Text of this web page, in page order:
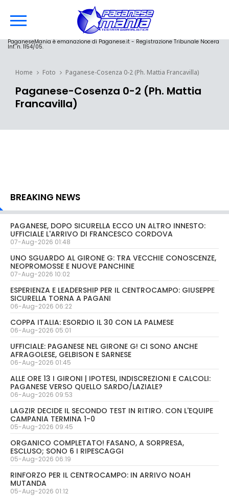
PaganeseMania è emanazione di Paganese.it - Registrazione Tribunale Nocera
Inf. n. 1154/05.
Home Foto Paganese-Cosenza 0-2 (Ph. Mattia Francavilla)
Paganese-Cosenza 0-2 (Ph. Mattia
Francavilla)
BREAKING NEWS
PAGANESE, DOPO SICURELLA ECCO UN ALTRO INNESTO:
UFFICIALE L'ARRIVO DI FRANCESCO CORDOVA
07-Aug-2026 01:48
UNO SGUARDO AL GIRONE G: TRA VECCHIE CONOSCENZE,
NEOPROMOSSE E NUOVE PANCHINE
07-Aug-2026 10:02
ESPERIENZA E LEADERSHIP PER IL CENTROCAMPO: GIUSEPPE
SICURELLA TORNA A PAGANI
06-Aug-2026 06:22
COPPA ITALIA: ESORDIO IL 30 CON LA PALMESE
06-Aug-2026 05:01
UFFICIALE: PAGANESE NEL GIRONE G! CI SONO ANCHE
AFRAGOLESE, GELBISON E SARNESE
06-Aug-2026 01:45
ALLE ORE 13 I GIRONI | IPOTESI, INDISCREZIONI E CALCOLI:
PAGANESE VERSO QUELLO SARDO/LAZIALE?
06-Aug-2026 09:53
LAGZIR DECIDE IL SECONDO TEST IN RITIRO. CON L'EQUIPE
CAMPANIA TERMINA 1-0
05-Aug-2026 09:45
ORGANICO COMPLETATO! FASANO, A SORPRESA,
ESCLUSO; SONO 6 I RIPESCAGGI
05-Aug-2026 06:19
RINFORZO PER IL CENTROCAMPO: IN ARRIVO NOAH
MUTANDA
05-Aug-2026 01:12